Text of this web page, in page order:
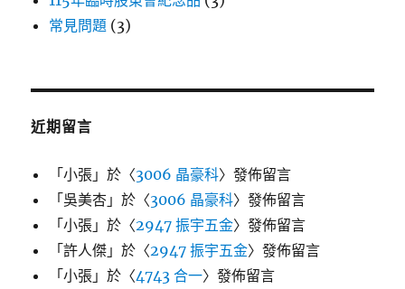
常見問題 (3)
近期留言
「小張 」於〈3006 晶豪科〉發佈留言
「吳美杏 」於〈3006 晶豪科〉發佈留言
「小張 」於〈2947 振宇五金〉發佈留言
「許人傑 」於〈2947 振宇五金〉發佈留言
「小張 」於〈4743 合一〉發佈留言